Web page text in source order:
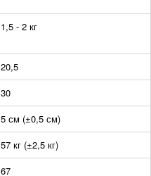
1,5 - 2 кг
20,5
30
5 см (±0,5 см)
57 кг (±2,5 кг)
67